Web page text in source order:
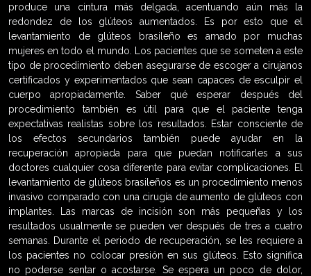
produce una cintura más delgada, acentuando aún más la
redondez de los glúteos aumentados. Es por esto que el
levantamiento de glúteos brasileño es amado por muchas
mujeres en todo el mundo. Los pacientes que se someten a este
tipo de procedimiento deben asegurarse de escoger a cirujanos
certificados y experimentados que sean capaces de esculpir el
cuerpo apropiadamente. Saber qué esperar después del
procedimiento también es útil para que el paciente tenga
expectativas realistas sobre los resultados. Estar consciente de
los efectos secundarios también puede ayudar en la
recuperación apropiada para que puedan notificarles a sus
doctores cualquier cosa diferente para evitar complicaciones. El
levantamiento de glúteos brasileños es un procedimiento menos
invasivo comparado con una cirugía de aumento de glúteos con
implantes. Las marcas de incisión son más pequeñas y los
resultados usualmente se pueden ver después de tres a cuatro
semanas. Durante el periodo de recuperación, se les requiere a
los pacientes no colocar presión en sus glúteos. Esto significa
no poderse sentar o acostarse. Se espera un poco de dolor,